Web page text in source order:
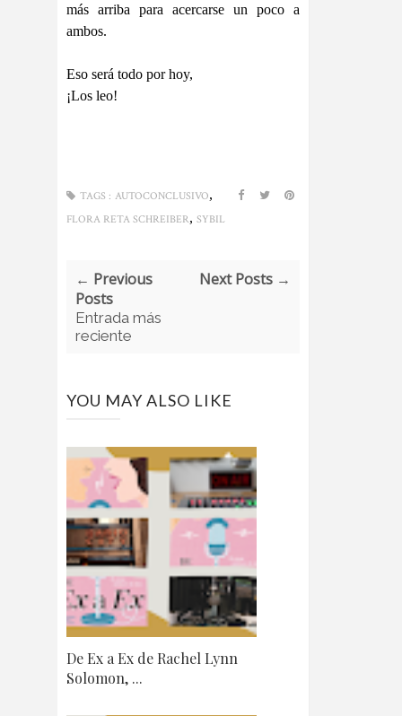
más arriba para acercarse un poco a
ambos.
Eso será todo por hoy,
¡Los leo!
TAGS : AUTOCONCLUSIVO,
FLORA RETA SCHREIBER, SYBIL
← Previous
Posts
Entrada más
reciente
Next Posts →
YOU MAY ALSO LIKE
De Ex a Ex de Rachel Lynn
Solomon, ...